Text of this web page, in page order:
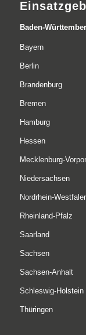
Baden-
Bayern
Berlin
Brandenburg
Bremen
Hamburg
Hessen
Mecklenburg-
Niedersachsen
Nordrhein-
Rheinland-Pfalz
Saarland
Sachsen
Sachsen-Anhalt
Schleswig-Holstein
Thüringen
E-Mail